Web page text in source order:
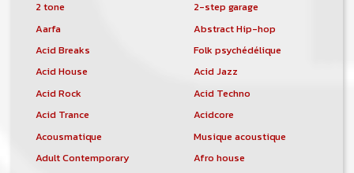
2 tone
2-step garage
Aarfa
Abstract Hip-hop
Acid Breaks
Folk psychédélique
Acid House
Acid Jazz
Acid Rock
Acid Techno
Acid Trance
Acidcore
Acousmatique
Musique acoustique
Adult Contemporary
Afro house